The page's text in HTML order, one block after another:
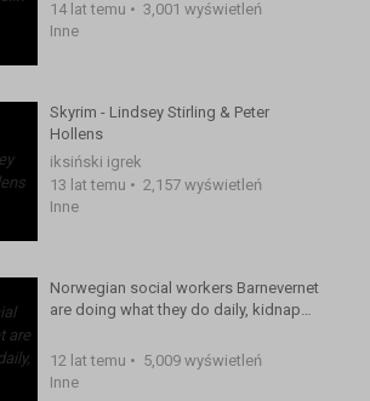
14 lat temu • 3,001 wyświetleń
Inne
Skyrim - Lindsey Stirling & Peter
Hollens
iksiński igrek
13 lat temu • 2,157 wyświetleń
Inne
Norwegian social workers Barnevernet
are doing what they do daily, kidnap
12 lat temu • 5,009 wyświetleń
Inne